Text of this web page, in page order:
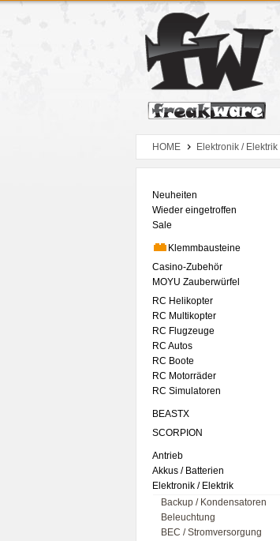
Zum Hauptmenue
Zum Seiteninhalt
Zum Warenkob
HOME Elektronik / Elektrik
Neuheiten
Wieder eingetroffen
Sale
Klemmbausteine
Casino-Zubehör
MOYU Zauberwürfel
RC Helikopter
RC Multikopter
RC Flugzeuge
RC Autos
RC Boote
RC Motorräder
RC Simulatoren
BEASTX
SCORPION
Antrieb
Akkus / Batterien
Elektronik / Elektrik
Backup / Kondensatoren
Beleuchtung
BEC / Stromversorgung